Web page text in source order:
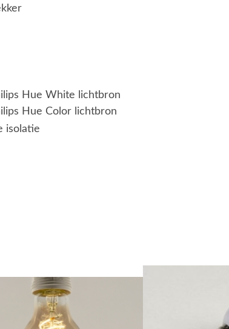
Hue White lichtbron
Hue Color lichtbron
isolatie